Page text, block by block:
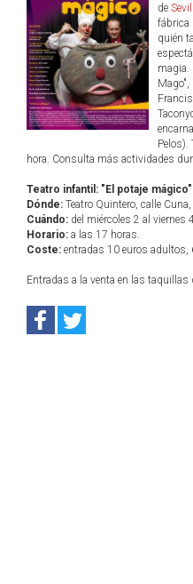
de
fábrica
quién
magia.
Pelos).
hora. Consulta más actividades
Teatro infantil: "El potaje
Dónde: Teatro Quintero, calle
Cuándo: del miércoles 2 al viernes
Horario: a las 17 horas.
Coste: entradas 10 euros adultos,
Entradas a la venta en las taquillas